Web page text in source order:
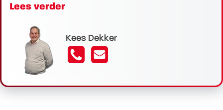
Lees verder
Kees Dekker